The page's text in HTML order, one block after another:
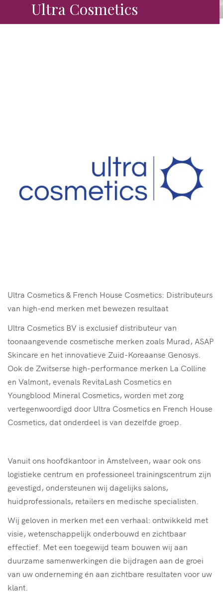
Ultra Cosmetics
Ultra Cosmetics & French House Cosmetics: Distributeurs
van high-end merken met bewezen resultaat
Ultra Cosmetics BV is exclusief distributeur van
toonaangevende cosmetische merken zoals Murad, ASAP
Skincare en het innovatieve Zuid-Koreaanse Genosys.
Ook de Zwitserse high-performance merken La Colline
en Valmont, evenals RevitaLash Cosmetics en
Youngblood Mineral Cosmetics, worden met zorg
vertegenwoordigd door Ultra Cosmetics en French House
Cosmetics, dat onderdeel is van dezelfde groep.
Vanuit ons hoofdkantoor in Amstelveen, waar ook ons
logistieke centrum en professioneel trainingscentrum zijn
gevestigd, ondersteunen wij dagelijks salons,
huidprofessionals, retailers en medische specialisten.
Wij geloven in merken met een verhaal: ontwikkeld met
visie, wetenschappelijk onderbouwd en zichtbaar
effectief. Met een toegewijd team bouwen wij aan
duurzame samenwerkingen die bijdragen aan de groei
van uw onderneming én aan zichtbare resultaten voor uw
klant.